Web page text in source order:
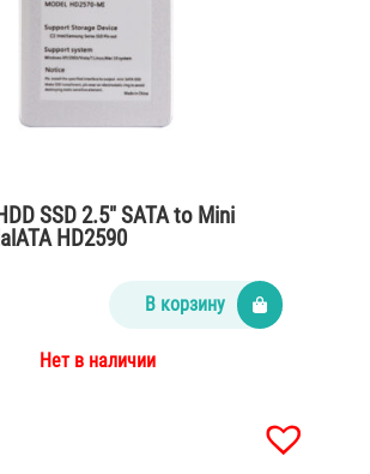
SSD 2.5″ SATA to Mini
HD2590
В корзину
Нет в наличии